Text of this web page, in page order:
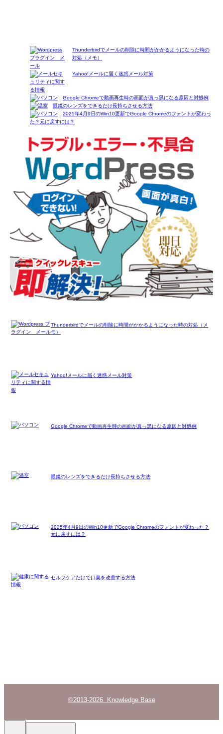
Thunderbirdでメールの削除に時間がかかるようになった時の
対処（メモ）
Yahoo!メールに届く迷惑メール対策
Google Chromeで動画再生時の画面が真っ黒になる原因と対処例
眼鏡のレンズをできるだけ長持ちさせる方法
2025年4月9日のWin10更新でGoogle Chromeのフォントが変わっ
た？元に戻すには？
Thunderbirdでメールの削除に時間がかかるようになった時の対処（メ
モ）
Yahoo!メールに届く迷惑メール対策
Google Chromeで動画再生時の画面が真っ黒になる原因と対処例
眼鏡のレンズをできるだけ長持ちさせる方法
2025年4月9日のWin10更新でGoogle Chromeのフォントが変わった？
元に戻すには？
セルフケアだけで口臭を改善する方法
©2013-2026 Knowledge Base